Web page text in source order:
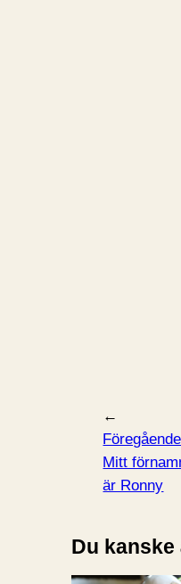
←
Mitt
är Ronny
Du kanske